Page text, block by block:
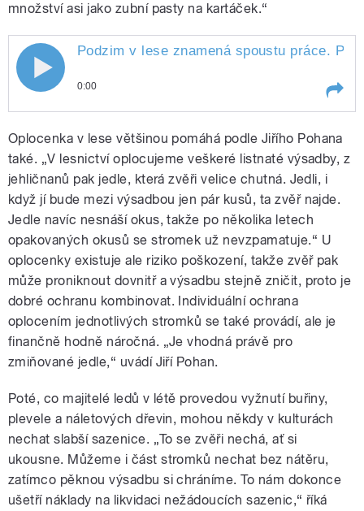
množství asi jako zubní pasty na kartáček.“
pause
Podzim v lese znamená spoustu práce.
0:00
práce. Podle odborného lesního
hospodáře Jiřího Pohana musíme
porosty připravit na zimu. Mimo
jiné proto, abychom zvěři
znemožnili okusování výhonů
mladých jehličnanů a
Oplocenka v lese většinou pomáhá podle Jiřího Pohana
také. „V lesnictví oplocujeme veškeré listnaté výsadby, z
jehličnanů pak jedle, která zvěři velice chutná. Jedli, i
když jí bude mezi výsadbou jen pár kusů, ta zvěř najde.
Jedle navíc nesnáší okus, takže po několika letech
opakovaných okusů se stromek už nevzpamatuje.“ U
oplocenky existuje ale riziko poškození, takže zvěř pak
může proniknout dovnitř a výsadbu stejně zničit, proto je
dobré ochranu kombinovat. Individuální ochrana
oplocením jednotlivých stromků se také provádí, ale je
finančně hodně náročná. „Je vhodná právě pro
zmiňované jedle,“ uvádí Jiří Pohan.
Poté, co majitelé ledů v létě provedou vyžnutí buřiny,
plevele a náletových dřevin, mohou někdy v kulturách
nechat slabší sazenice. „To se zvěři nechá, ať si
ukousne. Můžeme i část stromků nechat bez nátěru,
zatímco pěknou výsadbu si chráníme. To nám dokonce
ušetří náklady na likvidaci nežádoucích sazenic,“ říká